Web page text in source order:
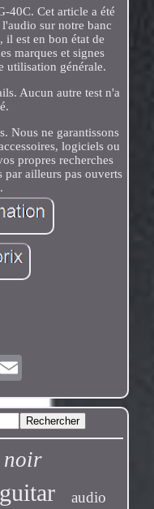
40C. Cet article a été
sur notre banc
il est en bon état de
marques et signes
utilisation générale.
Aucun autre test n'a
Nous ne garantissons
logiciels ou
propres recherches
par ailleurs pas ouverts
noir
guitar audio